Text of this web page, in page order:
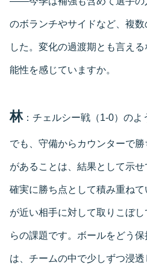
のボランチやサイドなど、複
した。変化の過渡期とも言え
能性を感じていますか。
林：チェルシー戦（1-0）の
でも、守備からカウンターで
があることは、結果として示
確実に勝ち点として積み重ね
が近い相手に対して取りこぼ
らの課題です。ボールをどう
は、チームの中で少しずつ浸